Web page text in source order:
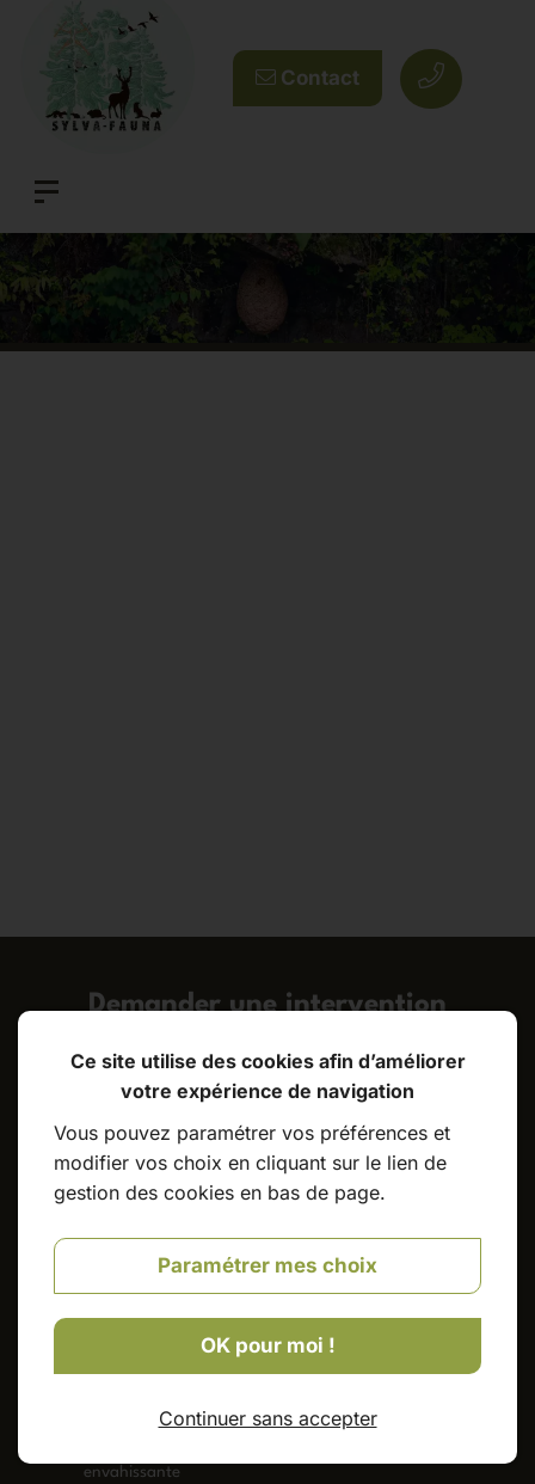
Contact
Demander une intervention
07 82 41 96 01
Accueil
Contrôle des nuisibles
Esod
envahissante
Les différentes espèces
Avis client
Ce site utilise des cookies afin d’améliorer
votre expérience de navigation
Vous pouvez paramétrer vos préférences et
modifier vos choix en cliquant sur le lien de
gestion des cookies en bas de page.
Paramétrer mes choix
OK pour moi !
Continuer sans accepter